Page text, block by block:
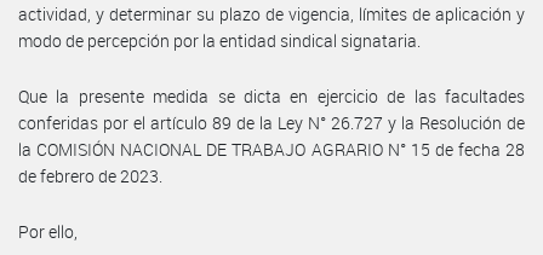
actividad, y determinar su plazo de vigencia, límites de aplicación y
modo de percepción por la entidad sindical signataria.
Que la presente medida se dicta en ejercicio de las facultades
conferidas por el artículo 89 de la Ley N° 26.727 y la Resolución de
la COMISIÓN NACIONAL DE TRABAJO AGRARIO N° 15 de fecha 28
de febrero de 2023.
Por ello,